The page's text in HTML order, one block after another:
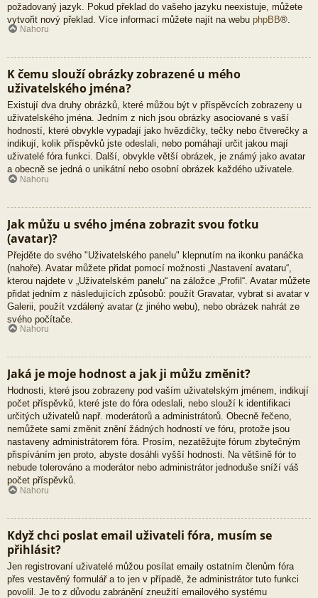
požadovaný jazyk. Pokud překlad do vašeho jazyku neexistuje, můžete
vytvořit nový překlad. Více informací můžete najít na webu phpBB®.
Nahoru
K čemu slouží obrázky zobrazené u mého
uživatelského jména?
Existují dva druhy obrázků, které můžou být v příspěvcích zobrazeny u
uživatelského jména. Jedním z nich jsou obrázky asociované s vaší
hodností, které obvykle vypadají jako hvězdičky, tečky nebo čtverečky a
indikují, kolik příspěvků jste odeslali, nebo pomáhají určit jakou mají
uživatelé fóra funkci. Další, obvykle větší obrázek, je známý jako avatar
a obecně se jedná o unikátní nebo osobní obrázek každého uživatele.
Nahoru
Jak můžu u svého jména zobrazit svou fotku
(avatar)?
Přejděte do svého "Uživatelského panelu" klepnutím na ikonku panáčka
(nahoře). Avatar můžete přidat pomocí možnosti „Nastavení avataru“,
kterou najdete v „Uživatelském panelu“ na záložce „Profil“. Avatar můžete
přidat jedním z následujících způsobů: použít Gravatar, vybrat si avatar v
Galerii, použít vzdálený avatar (z jiného webu), nebo obrázek nahrát ze
svého počítače.
Nahoru
Jaká je moje hodnost a jak ji můžu změnit?
Hodnosti, které jsou zobrazeny pod vaším uživatelským jménem, indikují
počet příspěvků, které jste do fóra odeslali, nebo slouží k identifikaci
určitých uživatelů např. moderátorů a administrátorů. Obecně řečeno,
nemůžete sami změnit znění žádných hodností ve fóru, protože jsou
nastaveny administrátorem fóra. Prosím, nezatěžujte fórum zbytečným
přispíváním jen proto, abyste dosáhli vyšší hodnosti. Na většině fór to
nebude tolerováno a moderátor nebo administrátor jednoduše sníží váš
počet příspěvků.
Nahoru
Když chci poslat email uživateli fóra, musím se
přihlásit?
Jen registrovaní uživatelé můžou posílat emaily ostatním členům fóra
přes vestavěný formulář a to jen v případě, že administrátor tuto funkci
povolil. Je to z důvodu zabránění zneužití emailového systému